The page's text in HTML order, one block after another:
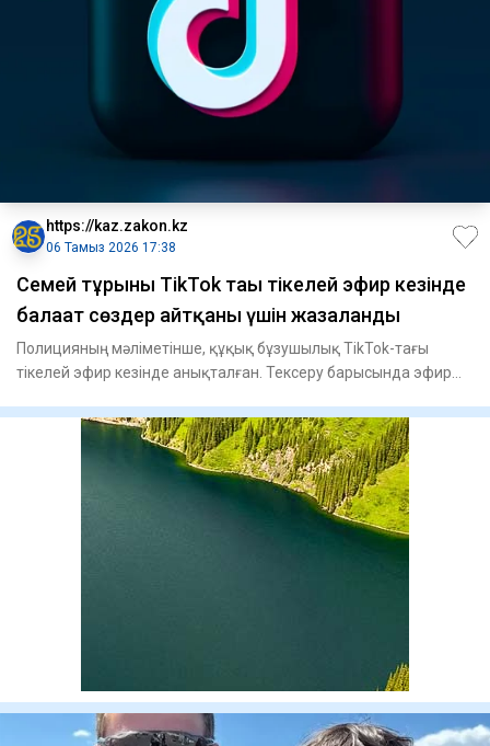
https://kaz.zakon.kz
06 Тамыз 2026 17:38
Семей тұрғыны TikTok тағы тікелей эфир кезінде
балағат сөздер айтқаны үшін жазаланды
Полицияның мәліметінше, құқық бұзушылық TikTok-тағы
тікелей эфир кезінде анықталған. Тексеру барысында эфир